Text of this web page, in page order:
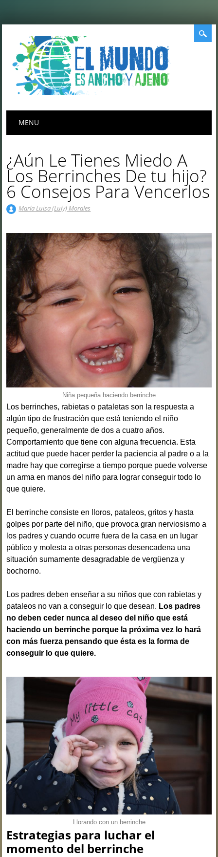
Menú principal
MENU
¿Aún Le Tienes Miedo A
Los Berrinches De tu hijo?
6 Consejos Para Vencerlos
María Luisa (Luly) Morales
Niña pequeña haciendo berrinche
Los berrinches, rabietas o pataletas son la respuesta a
algún tipo de frustración que está teniendo el niño
pequeño, generalmente de dos a cuatro años.
Comportamiento que tiene con alguna frecuencia. Esta
actitud que puede hacer perder la paciencia al padre o a la
madre hay que corregirse a tiempo porque puede volverse
un arma en manos del niño para lograr conseguir todo lo
que quiere.
El berrinche consiste en lloros, pataleos, gritos y hasta
golpes por parte del niño, que provoca gran nerviosismo a
los padres y cuando ocurre fuera de la casa en un lugar
público y molesta a otras personas desencadena una
situación sumamente desagradable de vergüenza y
bochorno.
Los padres deben enseñar a su niños que con rabietas y
pataleos no van a conseguir lo que desean. Los padres
no deben ceder nunca al deseo del niño que está
haciendo un berrinche porque la próxima vez lo hará
con más fuerza pensando que ésta es la forma de
conseguir lo que quiere.
Llorando con un berrinche
Estrategias para luchar el
momento del berrinche